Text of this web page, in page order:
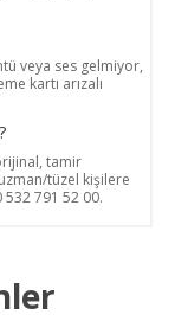
veya ses gelmiyor,
kartı arızalı
tamir
tüzel kişilere
532 791 52 00.